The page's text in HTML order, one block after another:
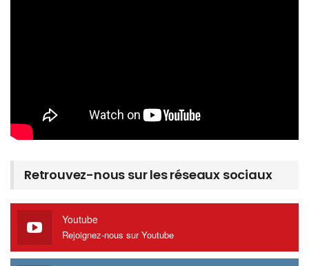
Retrouvez-nous sur les réseaux sociaux
Youtube
Rejoignez-nous sur Youtube